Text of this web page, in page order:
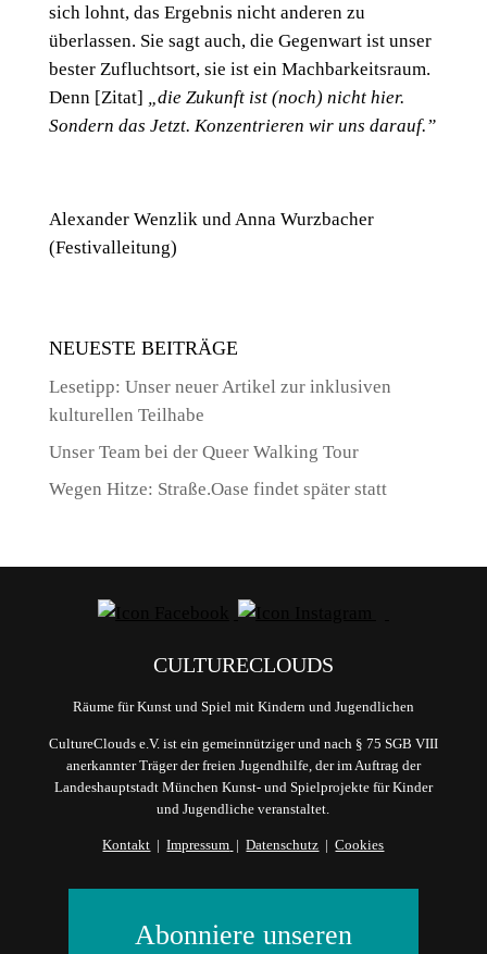
sich lohnt, das Ergebnis nicht anderen zu
überlassen. Sie sagt auch, die Gegenwart ist unser
bester Zufluchtsort, sie ist ein Machbarkeitsraum.
Denn [Zitat] „die Zukunft ist (noch) nicht hier.
Sondern das Jetzt. Konzentrieren wir uns darauf.”
Alexander Wenzlik und Anna Wurzbacher
(Festivalleitung)
NEUESTE BEITRÄGE
Lesetipp: Unser neuer Artikel zur inklusiven
kulturellen Teilhabe
Unser Team bei der Queer Walking Tour
Wegen Hitze: Straße.Oase findet später statt
CULTURECLOUDS
Räume für Kunst und Spiel mit Kindern und Jugendlichen
CultureClouds e.V. ist ein gemeinnütziger und nach § 75 SGB VIII
anerkannter Träger der freien Jugendhilfe, der im Auftrag der
Landeshauptstadt München Kunst- und Spielprojekte für Kinder
und Jugendliche veranstaltet.
Kontakt |Impressum |Datenschutz |Cookies
Abonniere unseren